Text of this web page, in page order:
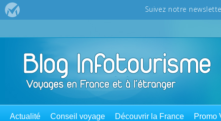
Actualité Conseil voyage Découvrir la France Promo